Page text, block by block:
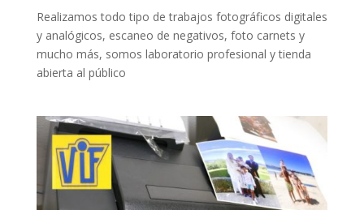
Realizamos todo tipo de trabajos fotográficos digitales
y analógicos, escaneo de negativos, foto carnets y
mucho más, somos laboratorio profesional y tienda
abierta al público